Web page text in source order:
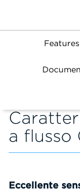
Features
a flusso
Eccellente